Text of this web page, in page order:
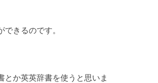
きるのです。
とか英英辞書を使うと思いま